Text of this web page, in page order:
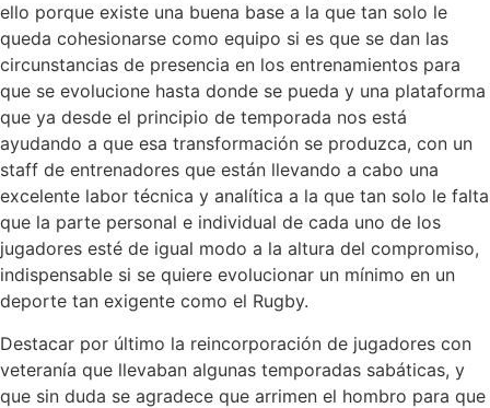
ello porque existe una buena base a la que tan solo le
queda cohesionarse como equipo si es que se dan las
circunstancias de presencia en los entrenamientos para
que se evolucione hasta donde se pueda y una plataforma
que ya desde el principio de temporada nos está
ayudando a que esa transformación se produzca, con un
staff de entrenadores que están llevando a cabo una
excelente labor técnica y analítica a la que tan solo le falta
que la parte personal e individual de cada uno de los
jugadores esté de igual modo a la altura del compromiso,
indispensable si se quiere evolucionar un mínimo en un
deporte tan exigente como el Rugby.
Destacar por último la reincorporación de jugadores con
veteranía que llevaban algunas temporadas sabáticas, y
que sin duda se agradece que arrimen el hombro para que